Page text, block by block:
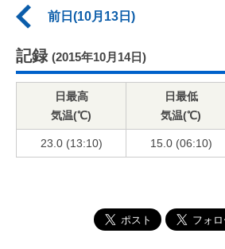
前日(10月13日)
記録 (2015年10月14日)
日最高
気温(℃)
日最低
気温(℃)
23.0 (13:10) 15.0 (06:10)